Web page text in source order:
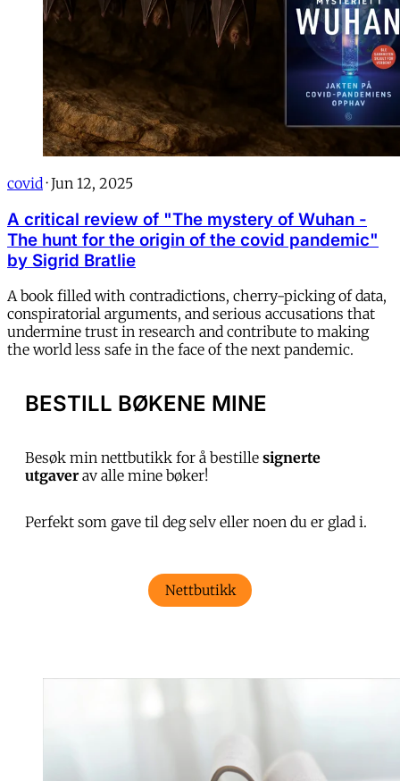
covid · Jun 12, 2025
A critical review of "The mystery of Wuhan -
The hunt for the origin of the covid pandemic"
by Sigrid Bratlie
A book filled with contradictions, cherry-picking of data,
conspiratorial arguments, and serious accusations that
undermine trust in research and contribute to making
the world less safe in the face of the next pandemic.
BESTILL BØKENE MINE
Besøk min nettbutikk for å bestille signerte
utgaverav alle mine bøker!
Perfekt som gave til deg selv eller noen du er glad i.
Nettbutikk